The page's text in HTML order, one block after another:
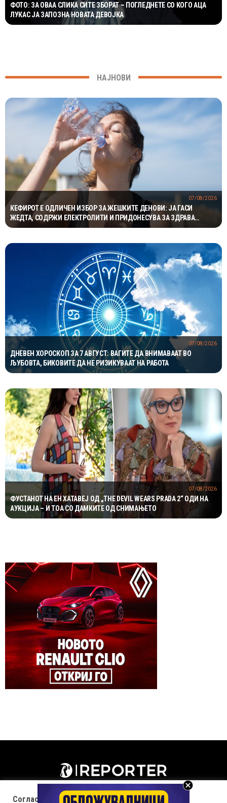
ФОТО: ЗА ОВАА СЛИКА СИТЕ ЗБОРАТ – ПОГЛЕДНЕТЕ СО КОГО АЦА
ЛУКАС ЈА ЗАПОЗНА НОВАТА ДЕВОЈКА
НАЈНОВИ
КЕФИРОТ Е ОДЛИЧЕН ИЗБОР ЗА ЖЕШКИТЕ ДЕНОВИ: ЈА ГАСИ
ЖЕДТА, СОДРЖИ ЕЛЕКТРОЛИТИ И ПРИДОНЕСУВА ЗА ЗДРАВА
ДИГЕСТИЈА
07/08/2026
ДНЕВЕН ХОРОСКОП ЗА 7 АВГУСТ: ВАГИТЕ ДА ВНИМАВААТ ВО
ЉУБОВТА, БИКОВИТЕ ДА НЕ РИЗИКУВААТ НА РАБОТА
07/08/2026
ФУСТАНОТ НА ЕН ХАТАВЕЈ ОД „THE DEVIL WEARS PRADA 2“ ОДИ НА
АУКЦИЈА – И ТОА СО ДАМКИТЕ ОД СНИМАЊЕТО
07/08/2026
Согласност за колачиња (cookies)